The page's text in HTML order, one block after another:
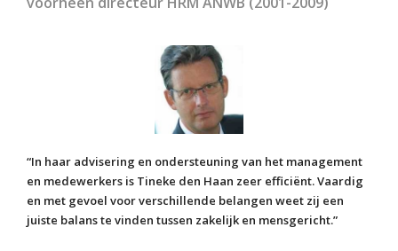
“In haar advisering en ondersteuning van het management
en medewerkers is Tineke den Haan zeer efficiënt. Vaardig
en met gevoel voor verschillende belangen weet zij een
juiste balans te vinden tussen zakelijk en mensgericht.”